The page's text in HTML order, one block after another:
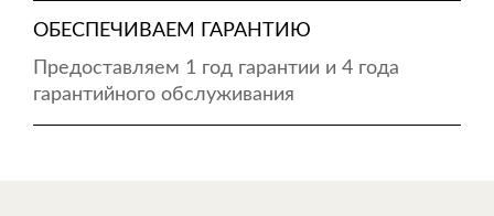
ОБЕСПЕЧИВАЕМ ГАРАНТИЮ
Предоставляем 1 год гарантии и 4 года
гарантийного обслуживания